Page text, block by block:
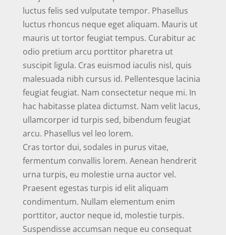
luctus felis sed vulputate tempor. Phasellus
luctus rhoncus neque eget aliquam. Mauris ut
mauris ut tortor feugiat tempus. Curabitur ac
odio pretium arcu porttitor pharetra ut
suscipit ligula. Cras euismod iaculis nisl, quis
malesuada nibh cursus id. Pellentesque lacinia
feugiat feugiat. Nam consectetur neque mi. In
hac habitasse platea dictumst. Nam velit lacus,
ullamcorper id turpis sed, bibendum feugiat
arcu. Phasellus vel leo lorem.
Cras tortor dui, sodales in purus vitae,
fermentum convallis lorem. Aenean hendrerit
urna turpis, eu molestie urna auctor vel.
Praesent egestas turpis id elit aliquam
condimentum. Nullam elementum enim
porttitor, auctor neque id, molestie turpis.
Suspendisse accumsan neque eu consequat